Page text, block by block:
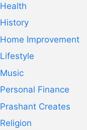
Health
History
Home Improvement
Lifestyle
Music
Personal Finance
Prashant Creates
Religion